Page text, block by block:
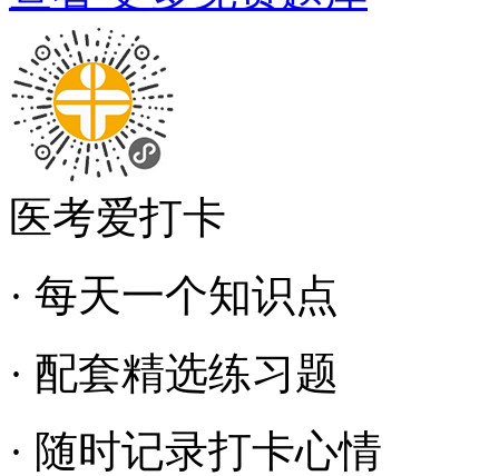
医考爱打卡
· 每天一个知识点
· 配套精选练习题
· 随时记录打卡心情